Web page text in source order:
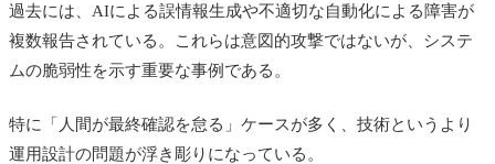
過去には、AIによる誤情報生成や不適切な自動化による障害が
複数報告されている。これらは意図的攻撃ではないが、システ
ムの脆弱性を示す重要な事例である。
特に「人間が最終確認を怠る」ケースが多く、技術というより
運用設計の問題が浮き彫りになっている。